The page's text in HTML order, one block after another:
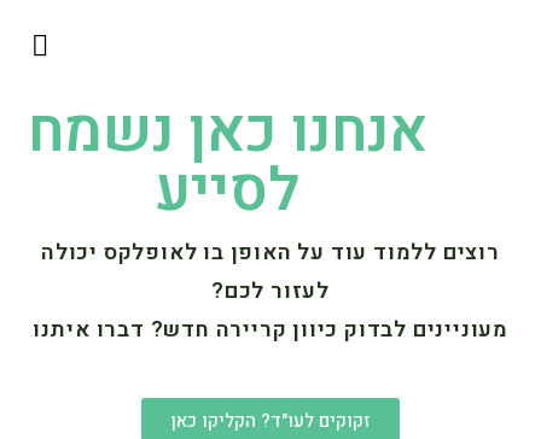
אנחנו כאן נשמח
לסייע
רוצים ללמוד עוד על האופן בו לאופלקס יכולה
לעזור לכם?
מעוניינים לבדוק כיוון קריירה חדש? דברו איתנו
זקוקים לעו"ד? הקליקו כאן